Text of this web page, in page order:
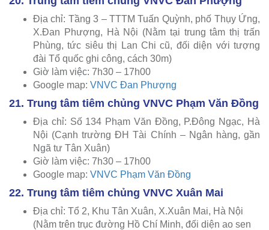
Địa chỉ: Tầng 3 – TTTM Tuấn Quỳnh, phố Thụy Ứng,
X.Đan Phượng, Hà Nội (Nằm tại trung tâm thị trấn
Phùng, tức siêu thị Lan Chi cũ, đối diện với tượng
đài Tổ quốc ghi công, cách 30m)
Giờ làm việc: 7h30 – 17h00
Google map: VNVC Đan Phượng
21. Trung tâm tiêm chủng VNVC Phạm Văn Đồng
Địa chỉ: Số 134 Phạm Văn Đồng, P.Đông Ngạc, Hà
Nội (Cạnh trường ĐH Tài Chính – Ngân hàng, gần
Ngã tư Tân Xuân)
Giờ làm việc: 7h30 – 17h00
Google map: VNVC Phạm Văn Đồng
22. Trung tâm tiêm chủng VNVC Xuân Mai
Địa chỉ: Tổ 2, Khu Tân Xuân, X.Xuân Mai, Hà Nội
(Nằm trên trục đường Hồ Chí Minh, đối diện ao sen